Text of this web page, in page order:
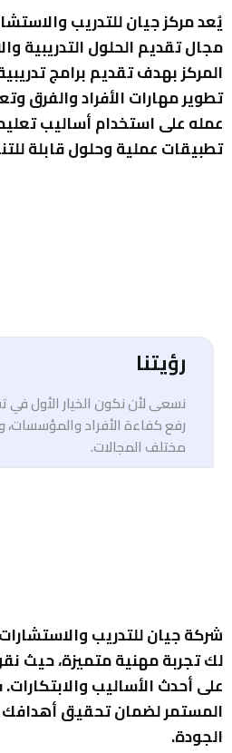
يُعد مركز جيان للتدريب
مجال تقديم الحلول
المركز بهدف تقديم برامج
تطوير مهارات الأفراد والفرق
عمله على استخدام أساليب
تطبيقات عملية وحلول قابلة
رؤيتنا
نسعى لأن نكون الخيار الأول في
رفع كفاءة الأفراد والمؤسسات،
مختلف المجالات.
لك تجربة مهنية متميزة، حيث
على أحدث الأساليب والابتكارات.
المستمر لضمان تحقيق أهدافك
الجودة.